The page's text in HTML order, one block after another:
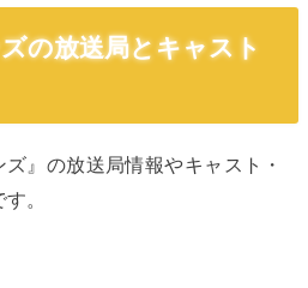
の放送局とキャスト
』の放送局情報やキャスト・
。